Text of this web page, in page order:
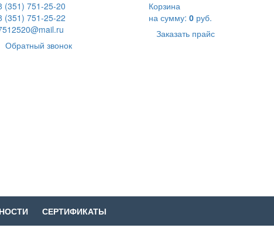
(351) 751-25-20
(351) 751-25-22
Обратный звонок
Корзина
на сумму: 0 руб.
Заказать прайс
СЕРТИФИКАТЫ